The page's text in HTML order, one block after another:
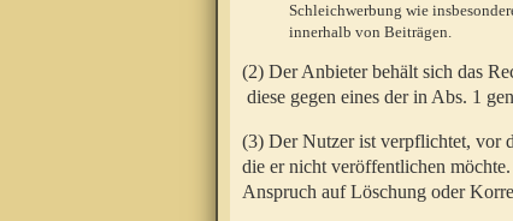
Schleichwerbung wie
innerhalb von Beiträgen.
(2) Der Anbieter behält sich das
diese gegen eines der in Abs. 1
(3) Der Nutzer ist verpflichtet, vor
die er nicht veröffentlichen
Anspruch auf Löschung oder